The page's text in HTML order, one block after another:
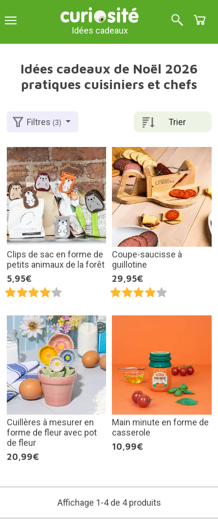
Idées cadeaux
Idées cadeaux de Noël 2026
pratiques cuisiniers et chefs
Trier
Filtres(3)
Clips de sac en forme de
petits animaux de la forêt
5,95€
Coupe-saucisse à
guillotine
29,95€
Cuillères à mesurer en
forme de fleur avec pot
de fleur
20,99€
Main minute en forme de
casserole
10,99€
Affichage 1-4 de 4 produits